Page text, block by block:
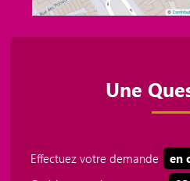
Une
Effectuez votre demande
en